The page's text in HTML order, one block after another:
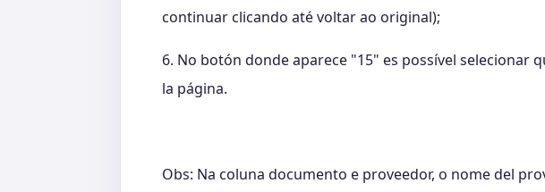
continuar clicando até voltar ao original);
6. No botón donde aparece "15" es possível selecionar
la página.
Obs: Na coluna documento e proveedor, o nome del